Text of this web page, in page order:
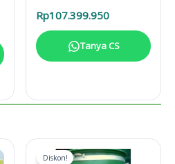
Rp107.399.950
Tanya CS
Diskon!